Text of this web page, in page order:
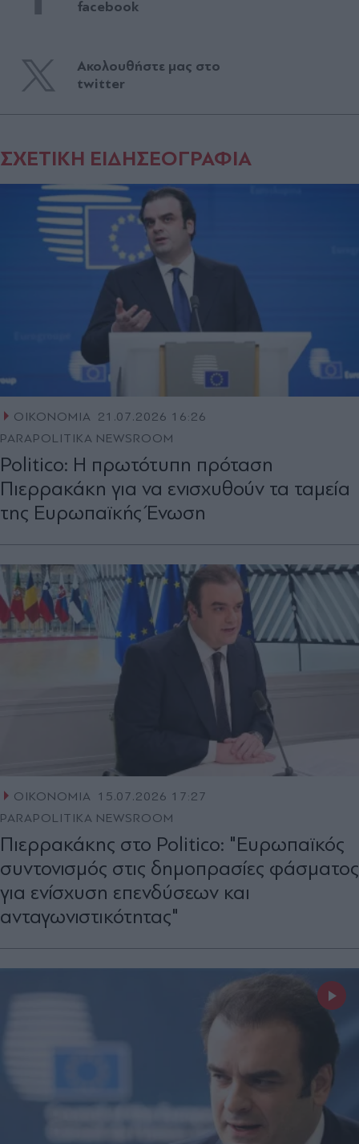
facebook
Ακολουθήστε μας στο
twitter
ΣΧΕΤΙΚΗ ΕΙΔΗΣΕΟΓΡΑΦΙΑ
ΟΙΚΟΝΟΜΙΑ
21.07.2026 16:26
PARAPOLITIKA NEWSROOM
Politico: Η πρωτότυπη πρόταση
Πιερρακάκη για να ενισχυθούν τα ταμεία
της Ευρωπαϊκής Ένωση
ΟΙΚΟΝΟΜΙΑ 15.07.2026 17:27
PARAPOLITIKA NEWSROOM
Πιερρακάκης στο Politico: "Ευρωπαϊκός
συντονισμός στις δημοπρασίες φάσματος
για ενίσχυση επενδύσεων και
ανταγωνιστικότητας"